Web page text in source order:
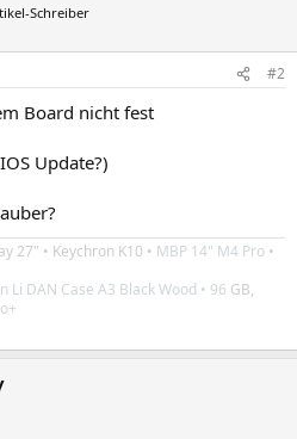
Schreiber
#2
Board nicht fest
Update?)
27" • Keychron K10 • MBP 14" M4 Pro •
Li DAN Case A3 Black Wood • 96 GB,